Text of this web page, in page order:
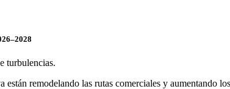
turbulencias.
remodelando las rutas comerciales y aumentando